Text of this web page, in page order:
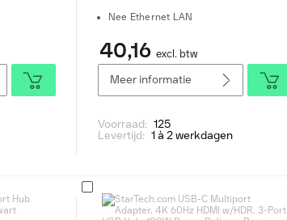
Nee Ethernet LAN
40,16 excl. btw
Meer informatie
Voorraad: 125
Levertijd: 1 à 2 werkdagen